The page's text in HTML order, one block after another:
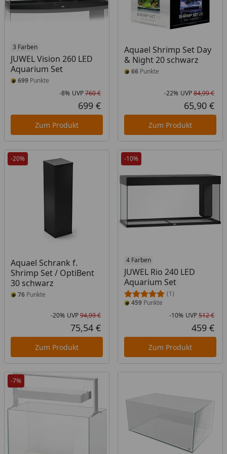
3 Farben
JUWEL Vision 260 LED
Aquarium Set
699 Punkte
Rabatt in Prozent
-8%
Ursprünglicher Preis
UVP760 €
Aktueller Preis
699 €
Zum Produkt
Aquael Shrimp Set Day
& Night 20 schwarz
66Punkte
-22% UVP84,99 €
65,90 €
Zum Produkt
-20%
Aquael Schrank f.
Shrimp Set / OptiBent
30 schwarz
76 Punkte
Rabatt in Prozent
-20%
Ursprünglicher Preis
UVP94,99 €
Aktueller Preis
75,54 €
Zum Produkt
-10%
4 Farben
JUWEL Rio 240 LED
Aquarium Set
(1)
459Punkte
-10% UVP512 €
459 €
Zum Produkt
-7%